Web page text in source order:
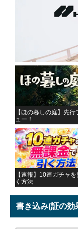
【ほの暮しの庭】先
ュー！
【速報】10連ガチャを
く方法
書き込み(証の効